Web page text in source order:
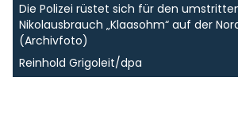
Die Polizei rüstet sich für den
Nikolausbrauch „Klaasohm“ auf der
(Archivfoto)
Reinhold Grigoleit/dpa